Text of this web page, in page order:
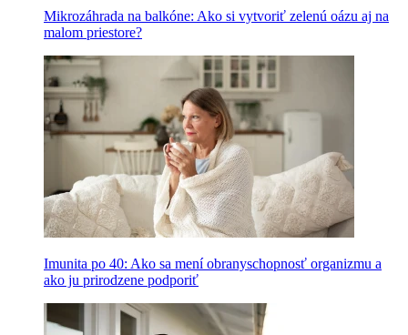
Mikrozáhrada na balkóne: Ako si vytvoriť zelenú oázu aj na
malom priestore?
Imunita po 40: Ako sa mení obranyschopnosť organizmu a
ako ju prirodzene podporiť